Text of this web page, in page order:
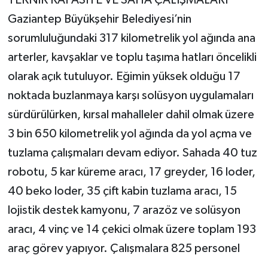
Gaziantep Büyükşehir Belediyesi’nin
sorumluluğundaki 317 kilometrelik yol ağında ana
arterler, kavşaklar ve toplu taşıma hatları öncelikli
olarak açık tutuluyor. Eğimin yüksek olduğu 17
noktada buzlanmaya karşı solüsyon uygulamaları
sürdürülürken, kırsal mahalleler dahil olmak üzere
3 bin 650 kilometrelik yol ağında da yol açma ve
tuzlama çalışmaları devam ediyor. Sahada 40 tuz
robotu, 5 kar küreme aracı, 17 greyder, 16 loder,
40 beko loder, 35 çift kabin tuzlama aracı, 15
lojistik destek kamyonu, 7 arazöz ve solüsyon
aracı, 4 vinç ve 14 çekici olmak üzere toplam 193
araç görev yapıyor. Çalışmalara 825 personel